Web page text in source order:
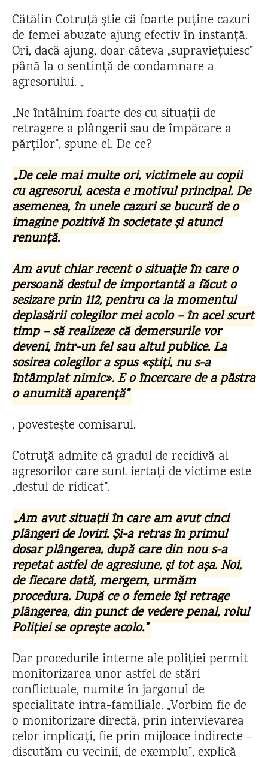
Cătălin Cotruță știe că foarte puține cazuri
de femei abuzate ajung efectiv în instanță.
Ori, dacă ajung, doar câteva „supraviețuiesc”
până la o sentință de condamnare a
agresorului. „
„Ne întâlnim foarte des cu situații de
retragere a plângerii sau de împăcare a
părților”, spune el. De ce?
„De cele mai multe ori, victimele au copii
cu agresorul, acesta e motivul principal. De
asemenea, în unele cazuri se bucură de o
imagine pozitivă în societate și atunci
renunță.
Am avut chiar recent o situație în care o
persoană destul de importantă a făcut o
sesizare prin 112, pentru ca la momentul
deplasării colegilor mei acolo – în acel scurt
timp – să realizeze că demersurile vor
deveni, într-un fel sau altul publice. La
sosirea colegilor a spus «știți, nu s-a
întâmplat nimic». E o încercare de a păstra
o anumită aparență”
, povestește comisarul.
Cotruță admite că gradul de recidivă al
agresorilor care sunt iertați de victime este
„destul de ridicat”.
„Am avut situații în care am avut cinci
plângeri de loviri. Și-a retras în primul
dosar plângerea, după care din nou s-a
repetat astfel de agresiune, și tot așa. Noi,
de fiecare dată, mergem, urmăm
procedura. După ce o femeie își retrage
plângerea, din punct de vedere penal, rolul
Poliției se oprește acolo.”
Dar procedurile interne ale poliției permit
monitorizarea unor astfel de stări
conflictuale, numite în jargonul de
specialitate intra-familiale. „Vorbim fie de
o monitorizare directă, prin intervievarea
celor implicați, fie prin mijloace indirecte –
discutăm cu vecinii, de exemplu”, explică